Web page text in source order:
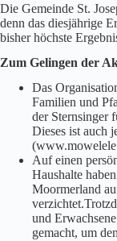
Die Gemeinde St.
denn das diesjährige
bisher höchste
Zum Gelingen der
Das
Familien und
der Sternsinger
Dieses ist auch
Auf einen
Haushalte
Moormerland
und
gemacht, um